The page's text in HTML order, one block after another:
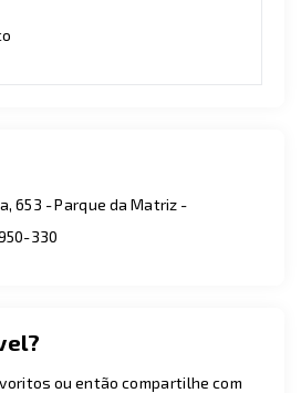
653 - Parque da Matriz -
330
ou então compartilhe com